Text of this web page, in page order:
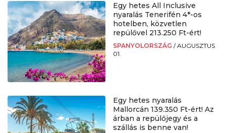
Egy hetes All Inclusive
nyaralás Tenerifén 4*-os
hotelben, közvetlen
repülővel 213.250 Ft-ért!
SPANYOLORSZÁG /AUGUSZTUS
01.
Egy hetes nyaralás
Mallorcán 139.350 Ft-ért! Az
árban a repülőjegy és a
szállás is benne van!